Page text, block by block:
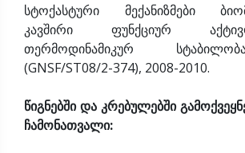
სტოქასტური მექანიზმები
კავშირი ფუნქციურ
თერმოდინამიკურ
(GNSF/ST08/2-374), 2008-2010.
წიგნებში და კრებულებში
ჩამონათვალი: